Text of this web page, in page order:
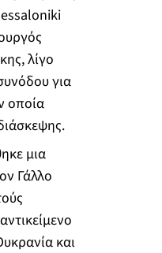
λίγο
για
οποία
μια
Γάλλο
και